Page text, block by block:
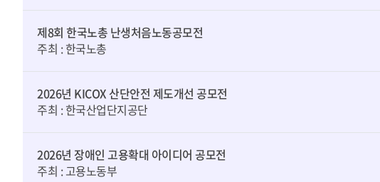
제8회 한국노총 난생처음노동공모전
주최 : 한국노총
2026년 KICOX 산단안전 제도개선 공모전
주최 : 한국산업단지공단
2026년 장애인 고용확대 아이디어 공모전
주최 : 고용노동부